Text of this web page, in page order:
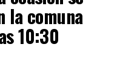
la comuna
10:30